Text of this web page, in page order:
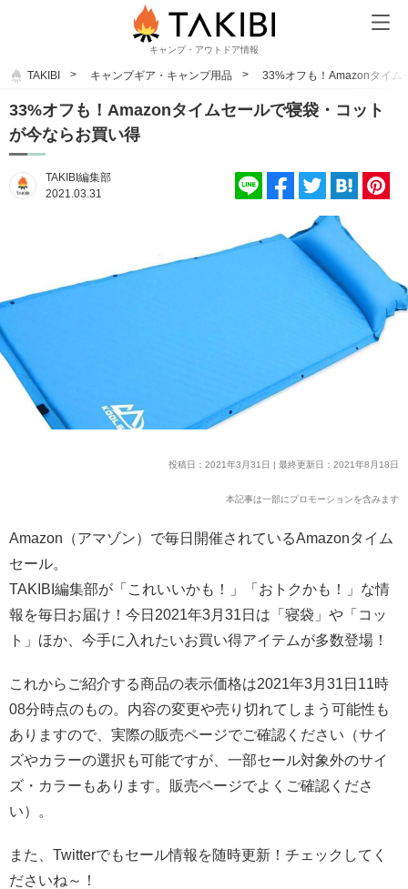
キャンプ・アウトドア情報
TAKIBI キャンプギア・キャンプ用品 33%オフも！Amazonタイム
33%オフも！Amazonタイムセールで寝袋・コット
が今ならお買い得
TAKIBI編集部
2021.03.31
投稿日：2021年3月31日 | 最終更新日：2021年8月18日
本記事は一部にプロモーションを含みます
Amazon（アマゾン）で毎日開催されているAmazonタイム
セール。
TAKIBI編集部が「これいいかも！」「おトクかも！」な情
報を毎日お届け！今日2021年3月31日は「寝袋」や「コッ
ト」ほか、今手に入れたいお買い得アイテムが多数登場！
これからご紹介する商品の表示価格は2021年3月31日11時
08分時点のもの。内容の変更や売り切れてしまう可能性も
ありますので、実際の販売ページでご確認ください（サイ
ズやカラーの選択も可能ですが、一部セール対象外のサイ
ズ・カラーもあります。販売ページでよくご確認くださ
い）。
また、Twitterでもセール情報を随時更新！チェックしてく
ださいね～！